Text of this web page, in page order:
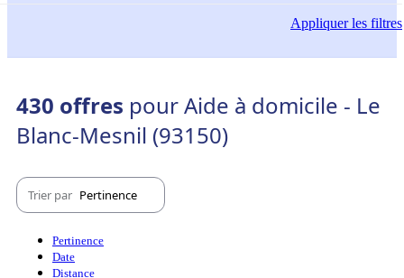
Appliquerles filtres
430 offres pour Aide à domicile - Le
Blanc-Mesnil (93150)
Trier par Pertinence
Pertinence
Date
Distance